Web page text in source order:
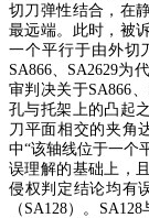
切刀弹性结合，在
最远端。此时，被
一个平行于由外切
SA866
SA2629为
审判决关于SA866
孔与托架上的凸起
刀平面相交的夹角
中“该轴线位于一个
误理解的基础上，
侵权判定结论均有
（ SA128）。 SA128